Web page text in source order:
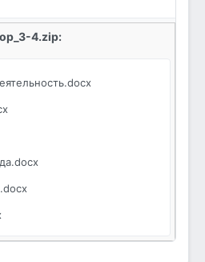
4.zip: